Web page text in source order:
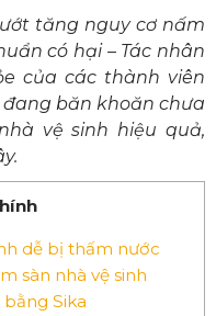
tăng nguy cơ nấm
có hại – Tác nhân
của các thành viên
băn khoăn chưa
vệ sinh hiệu quả,
dễ bị thấm nước
sàn nhà vệ sinh
Sika